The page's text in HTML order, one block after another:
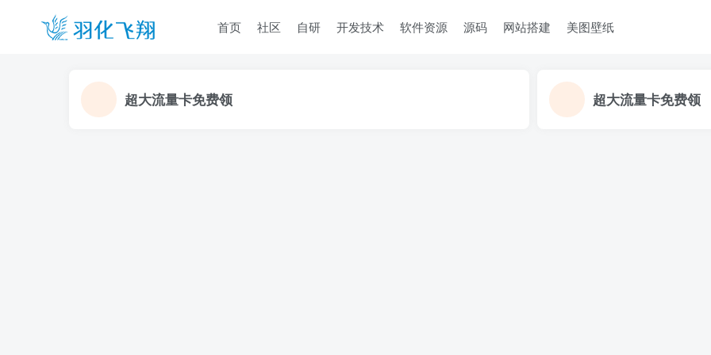
首页 社区 自研 开发技术 软件资源 源码 网站搭建 美图壁纸
超大流量卡免费领 超大流量卡免费领